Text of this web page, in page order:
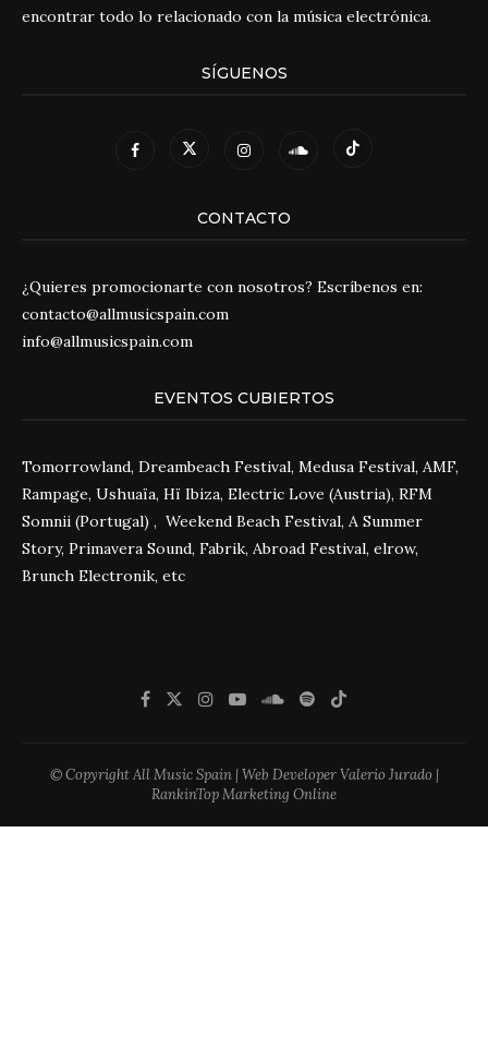
encontrar todo lo relacionado con la música electrónica.
SÍGUENOS
CONTACTO
¿Quieres promocionarte con nosotros? Escríbenos en:
contacto@allmusicspain.com
info@allmusicspain.com
EVENTOS CUBIERTOS
Tomorrowland, Dreambeach Festival, Medusa Festival, AMF,
Rampage, Ushuaïa, Hï Ibiza, Electric Love (Austria), RFM
Somnii (Portugal) , Weekend Beach Festival, A Summer
Story, Primavera Sound, Fabrik, Abroad Festival, elrow,
Brunch Electronik, etc
© Copyright All Music Spain | Web Developer Valerio Jurado |
RankinTop Marketing Online